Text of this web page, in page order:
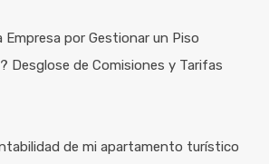
Empresa por Gestionar un Piso
Desglose de Comisiones y Tarifas
de mi apartamento turístico